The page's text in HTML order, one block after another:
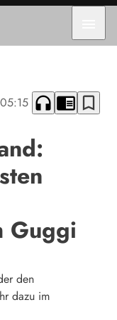
05:15 headphones chrome_reader_mode bookmark_border
Guggi
den
dazu im